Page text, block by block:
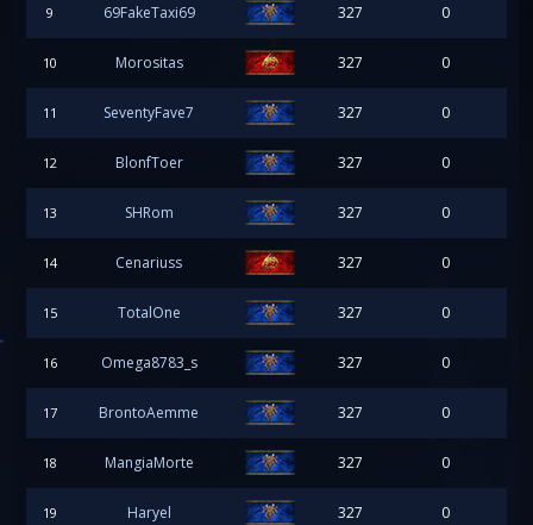
9 69FakeTaxi69 327 0
10 Morositas 327 0
11 SeventyFave7 327 0
12 BlonfToer 327 0
13 SHRom 327 0
14 Cenariuss 327 0
15 TotalOne 327 0
16 Omega8783_s 327 0
17 BrontoAemme 327 0
18 MangiaMorte 327 0
19 Haryel 327 0